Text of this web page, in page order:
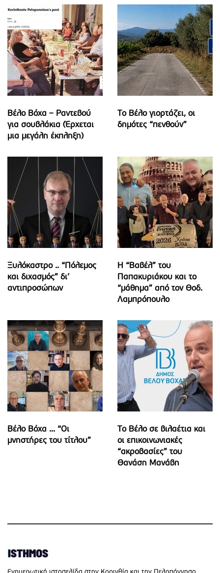
Βέλο Βόχα – Ραντεβού
για σουβλάκια (Έρχεται
μια μεγάλη έκπληξη)
Το Βέλο γιορτάζει, οι
δημότες “πενθούν”
Ξυλόκαστρο .. “Πόλεμος
και διχασμός” δι’
αντιπροσώπων
Η “Βαβέλ” του
Παπακυριάκου και το
“μάθημα” από τον Θοδ.
Λαμπρόπουλο
Βέλο Βόχα ... “Οι
μνηστήρες του τίτλου”
Το Βέλο σε βιλαέτια και
οι επικοινωνιακές
“ακροβασίες” του
Θανάση Μανάβη